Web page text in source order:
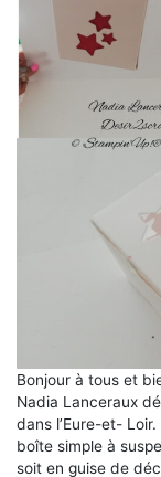
Bonjour à tous et
Nadia Lanceraux
dans l’Eure-et-
boîte simple à
soit en guise de